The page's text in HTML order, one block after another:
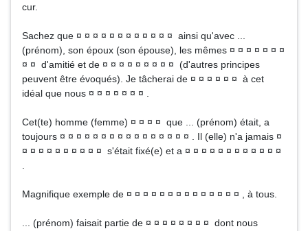
cur.
Sachez que ¤ ¤ ¤ ¤ ¤ ¤ ¤ ¤ ¤ ¤ ¤ ¤ ainsi qu'avec ...
(prénom), son époux (son épouse), les mêmes ¤ ¤ ¤ ¤ ¤ ¤ ¤
¤ ¤ d'amitié et de ¤ ¤ ¤ ¤ ¤ ¤ ¤ ¤ ¤ (d'autres principes
peuvent être évoqués). Je tâcherai de ¤ ¤ ¤ ¤ ¤ ¤ à cet
idéal que nous ¤ ¤ ¤ ¤ ¤ ¤ ¤ .
Cet(te) homme (femme) ¤ ¤ ¤ ¤ que ... (prénom) était, a
toujours ¤ ¤ ¤ ¤ ¤ ¤ ¤ ¤ ¤ ¤ ¤ ¤ ¤ ¤ ¤ ¤ . Il (elle) n'a jamais ¤
¤ ¤ ¤ ¤ ¤ ¤ ¤ ¤ ¤ ¤ s'était fixé(e) et a ¤ ¤ ¤ ¤ ¤ ¤ ¤ ¤ ¤ ¤ ¤ ¤
Magnifique exemple de ¤ ¤ ¤ ¤ ¤ ¤ ¤ ¤ ¤ ¤ ¤ ¤ ¤ ¤ , à tous.
... (prénom) faisait partie de ¤ ¤ ¤ ¤ ¤ ¤ ¤ ¤ dont nous